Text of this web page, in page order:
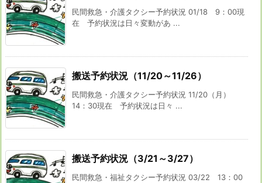
民間救急・介護タクシー予約状況 01/18 9：00現
在 予約状況は日々変動があ ...
搬送予約状況（11/20～11/26）
民間救急・介護タクシー予約状況 11/20（月）
14：30現在 予約状況は日々 ...
搬送予約状況（3/21～3/27）
民間救急・福祉タクシー予約状況 03/22 13：00